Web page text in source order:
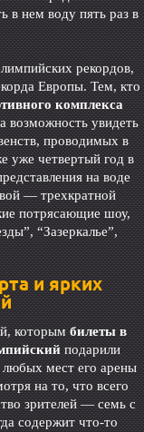
в нем воду пять раз в
рекордов,
Европы. Тем, кто
комплекса
возможность увидеть
проводимых в
уже четвертый год в
на воде
— трехкратной
потрясающие шоу,
“Зазеркалье”,
и ярких
которымбилеты в
подарили
мест его арены
на то, что всего
зрителей — семь с
содержит что-то